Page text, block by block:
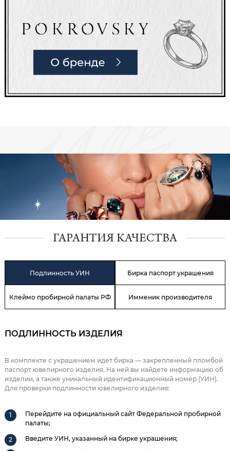
ГАРАНТИЯ КАЧЕСТВА
Подлинность УИН Бирка паспорт украшения
Клеймо пробирной палаты РФ Имменик производителя
ПОДЛИННОСТЬ ИЗДЕЛИЯ
В комплекте с украшением идет бирка — закрепленный пломбой
паспорт ювелирного изделия. На ней вы найдете информацию об
изделии, а также уникальный идентификационный номер (УИН).
Для проверки подлинности ювелирного изделия:
Перейдите на официальный сайт Федеральной пробирной
палаты;
Введите УИН, указанный на бирке украшения;